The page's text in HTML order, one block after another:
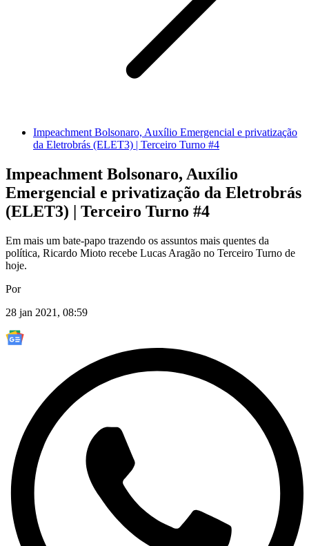
Impeachment Bolsonaro, Auxílio Emergencial e privatização
da Eletrobrás (ELET3) | Terceiro Turno #4
Impeachment Bolsonaro, Auxílio
Emergencial e privatização da Eletrobrás
(ELET3) | Terceiro Turno #4
Em mais um bate-papo trazendo os assuntos mais quentes da
política, Ricardo Mioto recebe Lucas Aragão no Terceiro Turno de
hoje.
Por
28 jan 2021, 08:59